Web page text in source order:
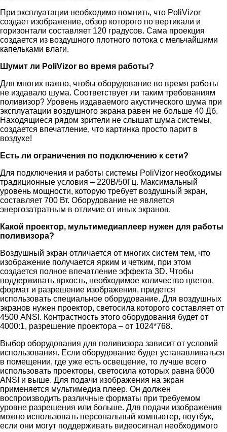
При эксплуатации необходимо помнить, что PoliVizor
создает изображение, обзор которого по вертикали и
горизонтали составляет 120 градусов. Сама проекция
создается из воздушного плотного потока с мельчайшими
капельками влаги.
Шумит ли PoliVizor во время работы?
Для многих важно, чтобы оборудование во время работы
не издавало шума. Соответствует ли таким требованиям
поливизор? Уровень издаваемого акустического шума при
эксплуатации воздушного экрана равен не больше 40 Дб.
Находящиеся рядом зрители не слышат шума системы,
создается впечатление, что картинка просто парит в
воздухе!
Есть ли ограничения по подключению к сети?
Для подключения и работы системы PoliVizor необходимы
традиционные условия – 220В/50Гц. Максимальный
уровень мощности, которую требует воздушный экран,
составляет 700 Вт. Оборудование не является
энергозатратным в отличие от иных экранов.
Какой проектор, мультимедиаплеер нужен для работы
поливизора?
Воздушный экран отличается от многих систем тем, что
изображение получается ярким и четким, при этом
создается полное впечатление эффекта 3D. Чтобы
поддерживать яркость, необходимое количество цветов,
формат и разрешение изображения, придется
использовать специальное оборудование. Для воздушных
экранов нужен проектор, светосила которого составляет от
4500 ANSI. Контрастность этого оборудования будет от
4000:1, разрешение проектора – от 1024*768.
Выбор оборудования для поливизора зависит от условий
использования. Если оборудование будет устанавливаться
в помещении, где уже есть освещение, то лучше всего
использовать проекторы, светосила которых равна 6000
ANSI и выше. Для подачи изображения на экран
применяется мультимедиа плеер. Он должен
воспроизводить различные форматы при требуемом
уровне разрешения или больше. Для подачи изображения
можно использовать персональный компьютер, ноутбук,
если они могут поддерживать видеосигнал необходимого